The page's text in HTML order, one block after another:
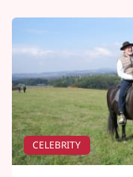
CELEBRITY